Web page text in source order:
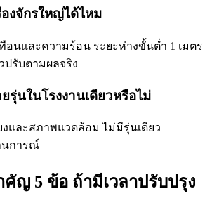
องจักรใหญ่ได้ไหม
อนและความร้อน ระยะห่างขั้นต่ำ 1 เมตร
ปรับตามผลจริง
รุ่นในโรงงานเดียวหรือไม่
และสภาพแวดล้อม ไม่มีรุ่นเดียว
นการณ์
ญ 5 ข้อ ถ้ามีเวลาปรับปรุง